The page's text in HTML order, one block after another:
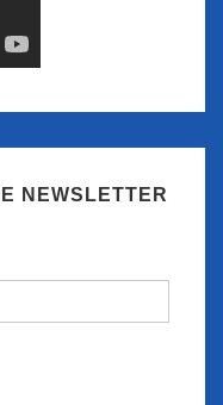
NEWSLETTER